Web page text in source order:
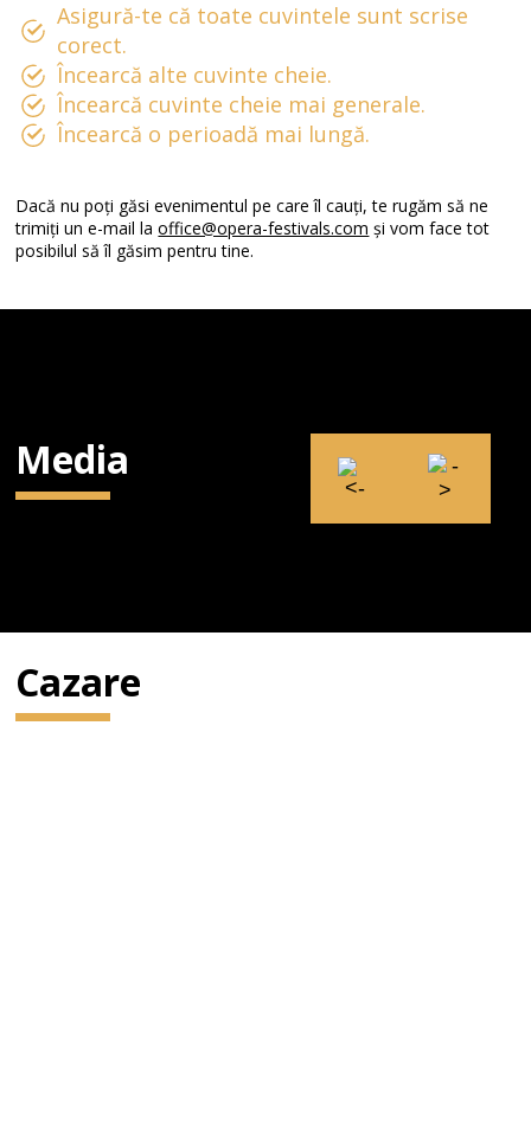
Asigură-te că toate cuvintele sunt scrise
corect.
Încearcă alte cuvinte cheie.
Încearcă cuvinte cheie mai generale.
Încearcă o perioadă mai lungă.
Dacă nu poți găsi evenimentul pe care îl cauți, te rugăm să ne
trimiți un e-mail laoffice@opera-festivals.com și vom face tot
posibilul să îl găsim pentru tine.
Media
Cazare